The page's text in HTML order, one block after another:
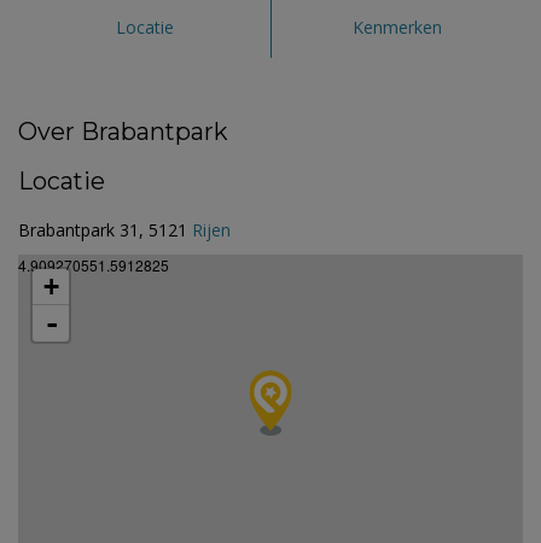
Locatie Kenmerken
Over Brabantpark
Locatie
Brabantpark 31, 5121 Rijen
4.909270551.5912825
+
-